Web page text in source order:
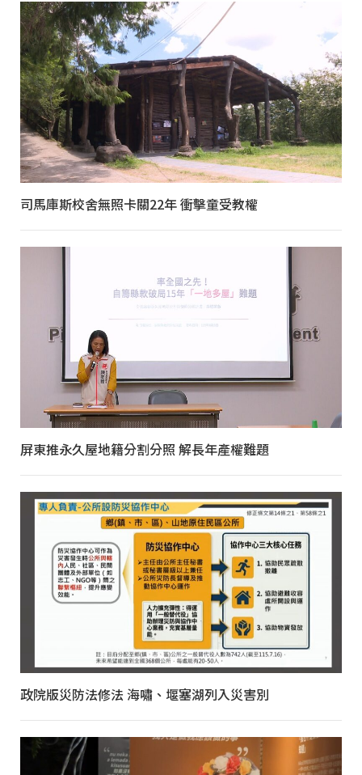
司馬庫斯校舍無照卡關22年 衝擊童受教權
屏東推永久屋地籍分割分照 解長年產權難題
政院版災防法修法 海嘯、堰塞湖列入災害別